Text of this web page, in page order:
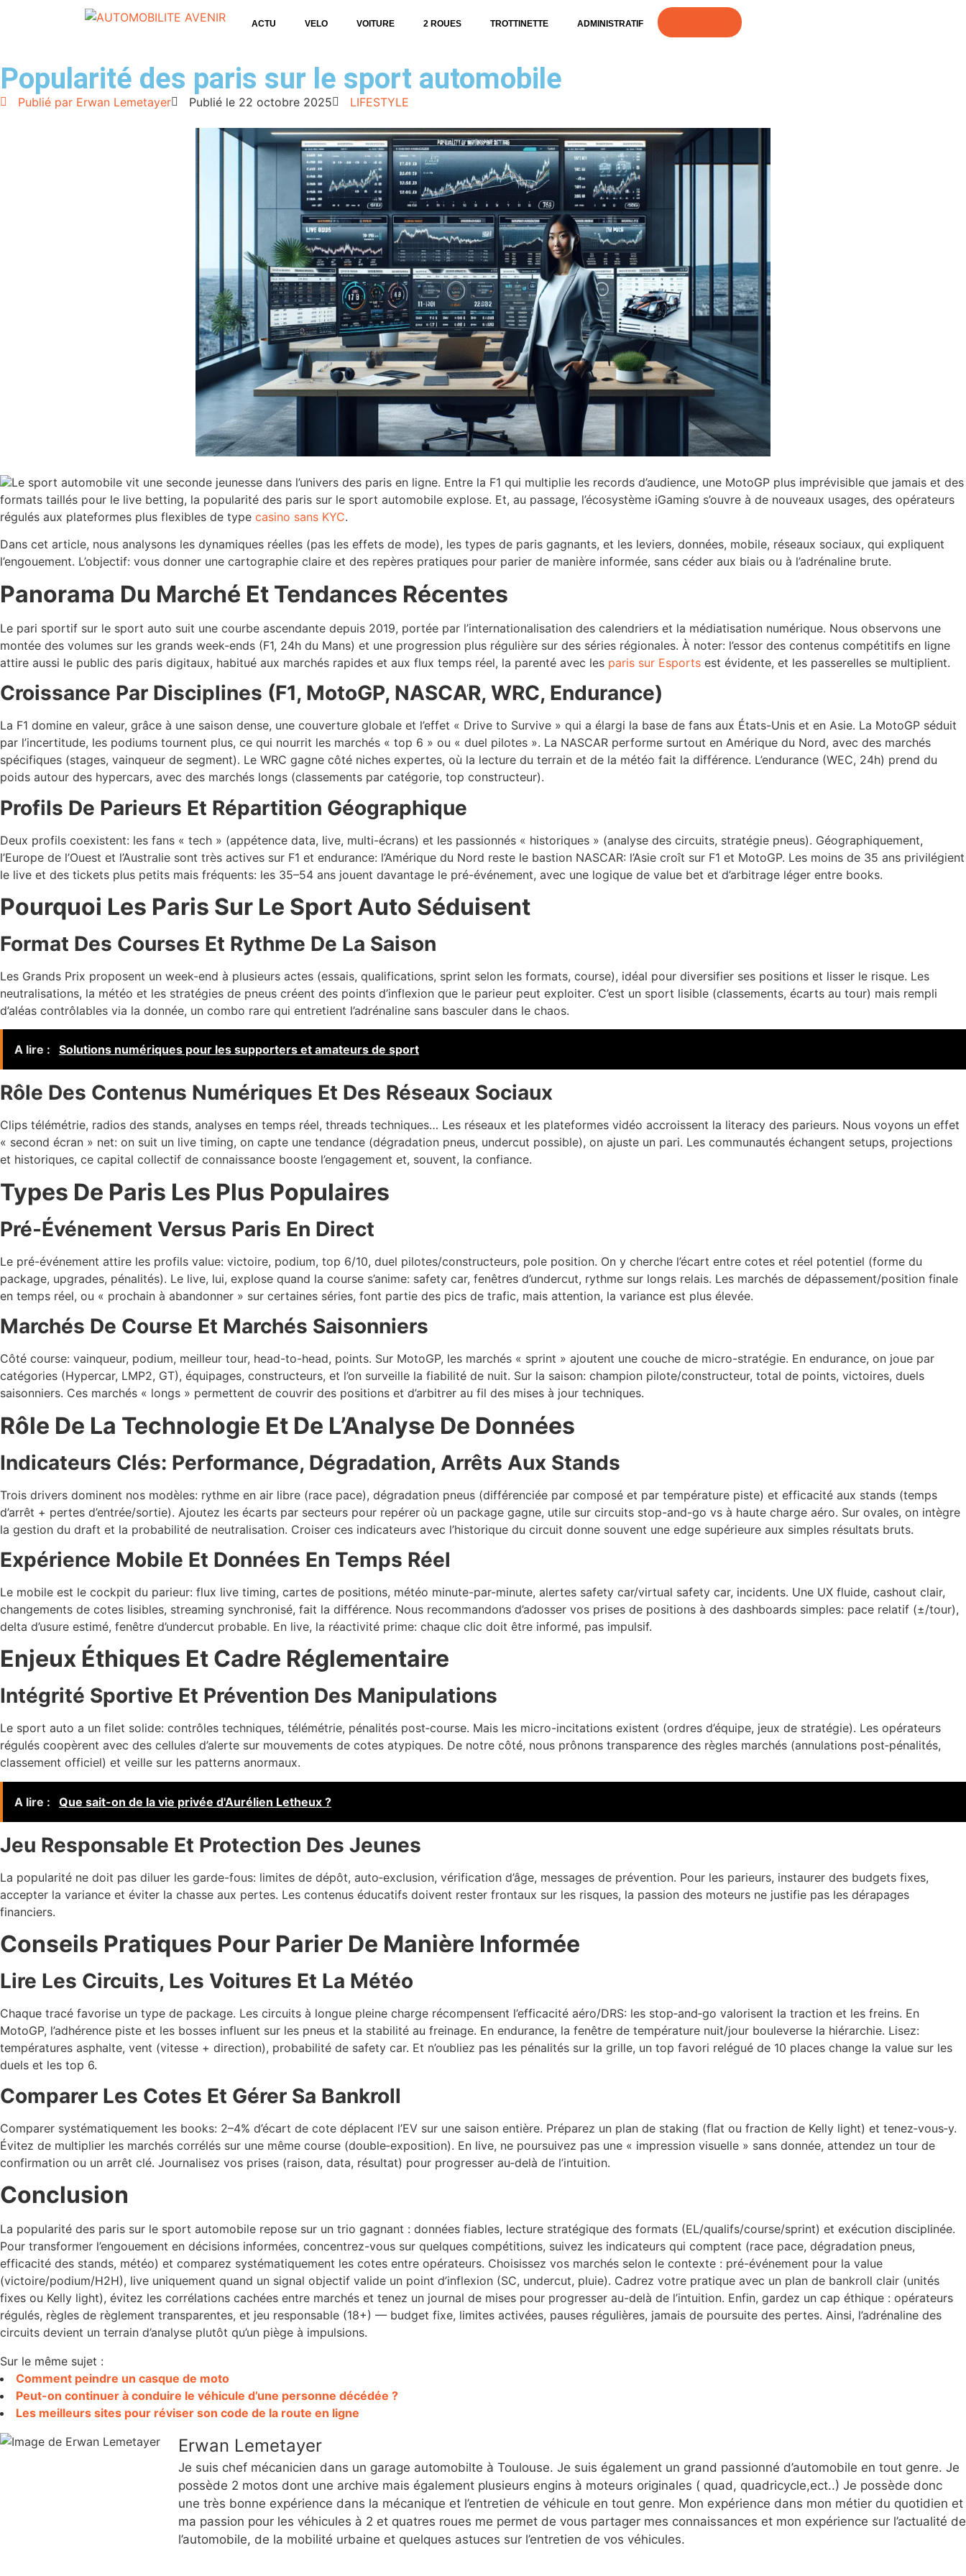
ACTU VELO VOITURE 2 ROUES TROTTINETTE ADMINISTRATIF
Popularité des paris sur le sport automobile
Publié par Erwan Lemetayer Publié le 22 octobre 2025 LIFESTYLE
Le sport automobile vit une seconde jeunesse dans l’univers des paris en ligne. Entre la F1 qui multiplie les records d’audience, une MotoGP plus imprévisible que jamais et des
formats taillés pour le live betting, la popularité des paris sur le sport automobile explose. Et, au passage, l’écosystème iGaming s’ouvre à de nouveaux usages, des opérateurs
régulés aux plateformes plus flexibles de type casino sans KYC.
Dans cet article, nous analysons les dynamiques réelles (pas les effets de mode), les types de paris gagnants, et les leviers, données, mobile, réseaux sociaux, qui expliquent
l’engouement. L’objectif: vous donner une cartographie claire et des repères pratiques pour parier de manière informée, sans céder aux biais ou à l’adrénaline brute.
Panorama Du Marché Et Tendances Récentes
Le pari sportif sur le sport auto suit une courbe ascendante depuis 2019, portée par l’internationalisation des calendriers et la médiatisation numérique. Nous observons une
montée des volumes sur les grands week-ends (F1, 24h du Mans) et une progression plus régulière sur des séries régionales. À noter: l’essor des contenus compétitifs en ligne
attire aussi le public des paris digitaux, habitué aux marchés rapides et aux flux temps réel, la parenté avec les paris sur Esports est évidente, et les passerelles se multiplient.
Croissance Par Disciplines (F1, MotoGP, NASCAR, WRC, Endurance)
La F1 domine en valeur, grâce à une saison dense, une couverture globale et l’effet « Drive to Survive » qui a élargi la base de fans aux États-Unis et en Asie. La MotoGP séduit
par l’incertitude, les podiums tournent plus, ce qui nourrit les marchés « top 6 » ou « duel pilotes ». La NASCAR performe surtout en Amérique du Nord, avec des marchés
spécifiques (stages, vainqueur de segment). Le WRC gagne côté niches expertes, où la lecture du terrain et de la météo fait la différence. L’endurance (WEC, 24h) prend du
poids autour des hypercars, avec des marchés longs (classements par catégorie, top constructeur).
Profils De Parieurs Et Répartition Géographique
Deux profils coexistent: les fans « tech » (appétence data, live, multi-écrans) et les passionnés « historiques » (analyse des circuits, stratégie pneus). Géographiquement,
l’Europe de l’Ouest et l’Australie sont très actives sur F1 et endurance: l’Amérique du Nord reste le bastion NASCAR: l’Asie croît sur F1 et MotoGP. Les moins de 35 ans privilégient
le live et des tickets plus petits mais fréquents: les 35–54 ans jouent davantage le pré-événement, avec une logique de value bet et d’arbitrage léger entre books.
Pourquoi Les Paris Sur Le Sport Auto Séduisent
Format Des Courses Et Rythme De La Saison
Les Grands Prix proposent un week-end à plusieurs actes (essais, qualifications, sprint selon les formats, course), idéal pour diversifier ses positions et lisser le risque. Les
neutralisations, la météo et les stratégies de pneus créent des points d’inflexion que le parieur peut exploiter. C’est un sport lisible (classements, écarts au tour) mais rempli
d’aléas contrôlables via la donnée, un combo rare qui entretient l’adrénaline sans basculer dans le chaos.
A lire : Solutions numériques pour les supporters et amateurs de sport
Rôle Des Contenus Numériques Et Des Réseaux Sociaux
Clips télémétrie, radios des stands, analyses en temps réel, threads techniques… Les réseaux et les plateformes vidéo accroissent la literacy des parieurs. Nous voyons un effet
« second écran » net: on suit un live timing, on capte une tendance (dégradation pneus, undercut possible), on ajuste un pari. Les communautés échangent setups, projections
et historiques, ce capital collectif de connaissance booste l’engagement et, souvent, la confiance.
Types De Paris Les Plus Populaires
Pré-Événement Versus Paris En Direct
Le pré-événement attire les profils value: victoire, podium, top 6/10, duel pilotes/constructeurs, pole position. On y cherche l’écart entre cotes et réel potentiel (forme du
package, upgrades, pénalités). Le live, lui, explose quand la course s’anime: safety car, fenêtres d’undercut, rythme sur longs relais. Les marchés de dépassement/position finale
en temps réel, ou « prochain à abandonner » sur certaines séries, font partie des pics de trafic, mais attention, la variance est plus élevée.
Marchés De Course Et Marchés Saisonniers
Côté course: vainqueur, podium, meilleur tour, head-to-head, points. Sur MotoGP, les marchés « sprint » ajoutent une couche de micro-stratégie. En endurance, on joue par
catégories (Hypercar, LMP2, GT), équipages, constructeurs, et l’on surveille la fiabilité de nuit. Sur la saison: champion pilote/constructeur, total de points, victoires, duels
saisonniers. Ces marchés « longs » permettent de couvrir des positions et d’arbitrer au fil des mises à jour techniques.
Rôle De La Technologie Et De L’Analyse De Données
Indicateurs Clés: Performance, Dégradation, Arrêts Aux Stands
Trois drivers dominent nos modèles: rythme en air libre (race pace), dégradation pneus (différenciée par composé et par température piste) et efficacité aux stands (temps
d’arrêt + pertes d’entrée/sortie). Ajoutez les écarts par secteurs pour repérer où un package gagne, utile sur circuits stop-and-go vs à haute charge aéro. Sur ovales, on intègre
la gestion du draft et la probabilité de neutralisation. Croiser ces indicateurs avec l’historique du circuit donne souvent une edge supérieure aux simples résultats bruts.
Expérience Mobile Et Données En Temps Réel
Le mobile est le cockpit du parieur: flux live timing, cartes de positions, météo minute-par-minute, alertes safety car/virtual safety car, incidents. Une UX fluide, cashout clair,
changements de cotes lisibles, streaming synchronisé, fait la différence. Nous recommandons d’adosser vos prises de positions à des dashboards simples: pace relatif (±/tour),
delta d’usure estimé, fenêtre d’undercut probable. En live, la réactivité prime: chaque clic doit être informé, pas impulsif.
Enjeux Éthiques Et Cadre Réglementaire
Intégrité Sportive Et Prévention Des Manipulations
Le sport auto a un filet solide: contrôles techniques, télémétrie, pénalités post‑course. Mais les micro-incitations existent (ordres d’équipe, jeux de stratégie). Les opérateurs
régulés coopèrent avec des cellules d’alerte sur mouvements de cotes atypiques. De notre côté, nous prônons transparence des règles marchés (annulations post‑pénalités,
classement officiel) et veille sur les patterns anormaux.
A lire : Que sait-on de la vie privée d'Aurélien Letheux ?
Jeu Responsable Et Protection Des Jeunes
La popularité ne doit pas diluer les garde-fous: limites de dépôt, auto‑exclusion, vérification d’âge, messages de prévention. Pour les parieurs, instaurer des budgets fixes,
accepter la variance et éviter la chasse aux pertes. Les contenus éducatifs doivent rester frontaux sur les risques, la passion des moteurs ne justifie pas les dérapages
financiers.
Conseils Pratiques Pour Parier De Manière Informée
Lire Les Circuits, Les Voitures Et La Météo
Chaque tracé favorise un type de package. Les circuits à longue pleine charge récompensent l’efficacité aéro/DRS: les stop‑and‑go valorisent la traction et les freins. En
MotoGP, l’adhérence piste et les bosses influent sur les pneus et la stabilité au freinage. En endurance, la fenêtre de température nuit/jour bouleverse la hiérarchie. Lisez:
températures asphalte, vent (vitesse + direction), probabilité de safety car. Et n’oubliez pas les pénalités sur la grille, un top favori relégué de 10 places change la value sur les
duels et les top 6.
Comparer Les Cotes Et Gérer Sa Bankroll
Comparer systématiquement les books: 2–4% d’écart de cote déplacent l’EV sur une saison entière. Préparez un plan de staking (flat ou fraction de Kelly light) et tenez‑vous‑y.
Évitez de multiplier les marchés corrélés sur une même course (double‑exposition). En live, ne poursuivez pas une « impression visuelle » sans donnée, attendez un tour de
confirmation ou un arrêt clé. Journalisez vos prises (raison, data, résultat) pour progresser au‑delà de l’intuition.
Conclusion
La popularité des paris sur le sport automobile repose sur un trio gagnant : données fiables, lecture stratégique des formats (EL/qualifs/course/sprint) et exécution disciplinée.
Pour transformer l’engouement en décisions informées, concentrez-vous sur quelques compétitions, suivez les indicateurs qui comptent (race pace, dégradation pneus,
efficacité des stands, météo) et comparez systématiquement les cotes entre opérateurs. Choisissez vos marchés selon le contexte : pré-événement pour la value
(victoire/podium/H2H), live uniquement quand un signal objectif valide un point d’inflexion (SC, undercut, pluie). Cadrez votre pratique avec un plan de bankroll clair (unités
fixes ou Kelly light), évitez les corrélations cachées entre marchés et tenez un journal de mises pour progresser au-delà de l’intuition. Enfin, gardez un cap éthique : opérateurs
régulés, règles de règlement transparentes, et jeu responsable (18+) — budget fixe, limites activées, pauses régulières, jamais de poursuite des pertes. Ainsi, l’adrénaline des
circuits devient un terrain d’analyse plutôt qu’un piège à impulsions.
Sur le même sujet :
Comment peindre un casque de moto
Peut-on continuer à conduire le véhicule d’une personne décédée ?
Les meilleurs sites pour réviser son code de la route en ligne
Erwan Lemetayer
Je suis chef mécanicien dans un garage automobilte à Toulouse. Je suis également un grand passionné d’automobile en tout genre. Je
possède 2 motos dont une archive mais également plusieurs engins à moteurs originales ( quad, quadricycle,ect..) Je possède donc
une très bonne expérience dans la mécanique et l’entretien de véhicule en tout genre. Mon expérience dans mon métier du quotidien et
ma passion pour les véhicules à 2 et quatres roues me permet de vous partager mes connaissances et mon expérience sur l’actualité de
l’automobile, de la mobilité urbaine et quelques astuces sur l’entretien de vos véhicules.